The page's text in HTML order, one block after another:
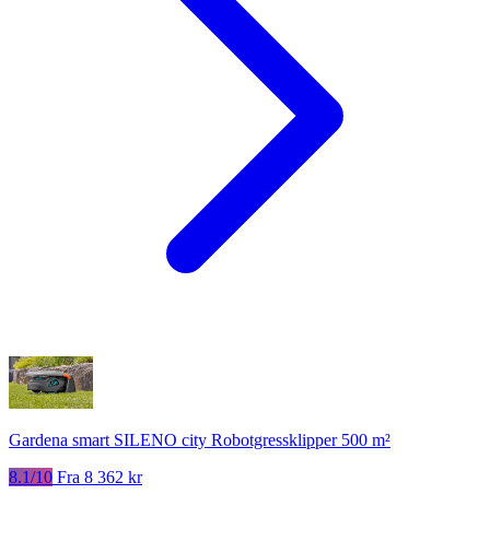
Gardena smart SILENO city Robotgressklipper 500 m²
8.1/10 Fra 8 362 kr